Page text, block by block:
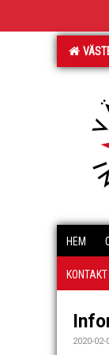
HEM
KONTAKT
2020-02-